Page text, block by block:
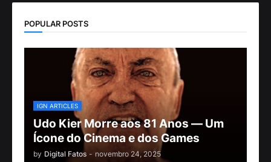
POPULAR POSTS
IGN ARTICLES
Udo Kier Morre aos 81 Anos — Um
Ícone do Cinema e dos Games
by Digital Fatos - novembro 24, 2025